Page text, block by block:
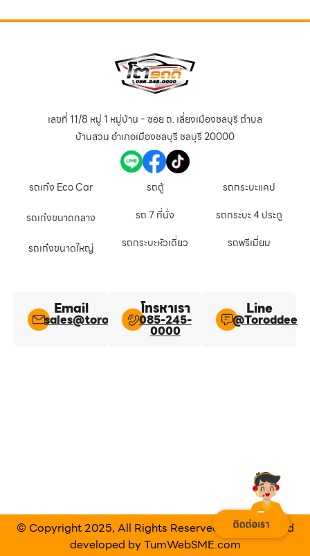
เลขที่ 11/8 หมู่ 1 หมู่บ้าน - ซอย ถ. เลี่ยงเมืองชลบุรี ตำบล
บ้านสวน อำเภอเมืองชลบุรี ชลบุรี 20000
รถเก๋ง Eco Car
รถเก๋งขนาดกลาง
รถเก๋งขนาดใหญ่
รถตู้
รถ 7 ที่นั่ง
รถกระบะหัวเดี่ยว
รถกระบะแคป
รถกระบะ 4 ประตู
รถพรีเมี่ยม
Email
sales@toroddee.com
โทรหาเรา
085-245-
0000
Line​
@Toroddee​
© Copyright 2025, All Rights Reserved Designed and
developed by TumWebSME.com